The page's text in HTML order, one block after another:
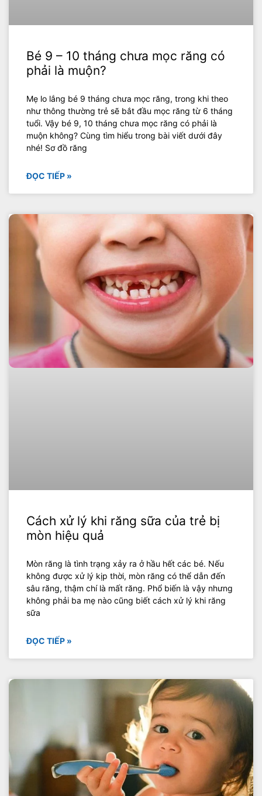
Bé 9 – 10 tháng chưa mọc răng có
phải là muộn?
Mẹ lo lắng bé 9 tháng chưa mọc răng, trong khi theo
như thông thường trẻ sẽ bắt đầu mọc răng từ 6 tháng
tuổi. Vậy bé 9, 10 tháng chưa mọc răng có phải là
muộn không? Cùng tìm hiểu trong bài viết dưới đây
nhé! Sơ đồ răng
ĐỌC TIẾP »
Cách xử lý khi răng sữa của trẻ bị
mòn hiệu quả
Mòn răng là tình trạng xảy ra ở hầu hết các bé. Nếu
không được xử lý kịp thời, mòn răng có thể dẫn đến
sâu răng, thậm chí là mất răng. Phổ biến là vậy nhưng
không phải ba mẹ nào cũng biết cách xử lý khi răng
sữa
ĐỌC TIẾP »